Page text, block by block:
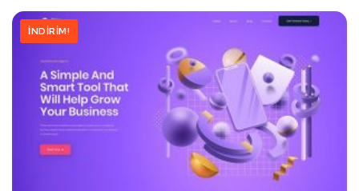
İNDIRIM!